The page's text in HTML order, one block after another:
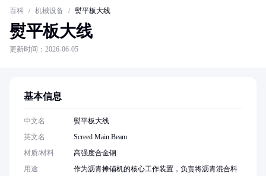
百科 / 机械设备 / 熨平板大线
熨平板大线
更新时间：2026-06-05
基本信息
中文名
熨平板大线
英文名
Screed Main Beam
材质/材料
高强度合金钢
用途
作为沥青摊铺机的核心工作装置，负责将沥青混合料